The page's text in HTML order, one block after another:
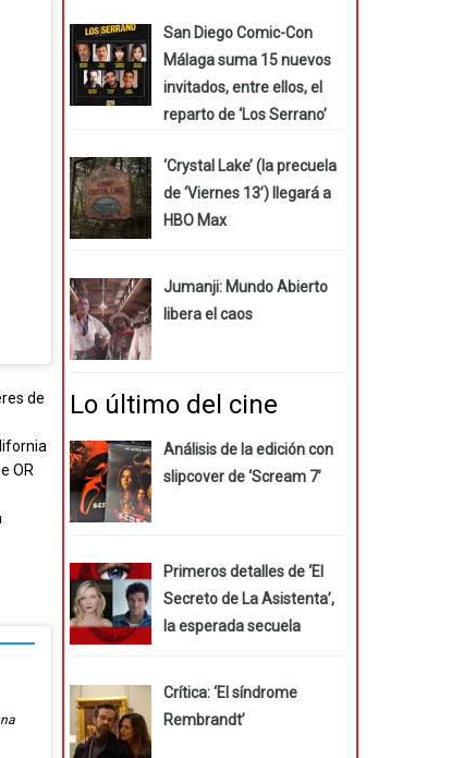
de
OR
San Diego Comic-Con
Málaga suma 15 nuevos
invitados, entre ellos, el
reparto de ‘Los Serrano’
‘Crystal Lake’ (la precuela
de ‘Viernes 13’) llegará a
HBO Max
Jumanji: Mundo Abierto
libera el caos
Lo último del cine
Análisis de la edición con
slipcover de ‘Scream 7’
Primeros detalles de ‘El
Secreto de La Asistenta’,
la esperada secuela
Crítica: ‘El síndrome
Rembrandt’